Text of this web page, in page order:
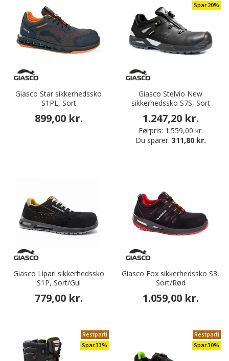
Giasco Star sikkerhedssko
S1PL, Sort
899,00 kr.
Spar 20%
Giasco Stelvio New
sikkerhedssko S7S, Sort
1.247,20 kr.
Førpris: 1.559,00 kr.
Du sparer: 311,80 kr.
Giasco Lipari sikkerhedssko
S1P, Sort/Gul
779,00 kr.
Giasco Fox sikkerhedssko S3,
Sort/Rød
1.059,00 kr.
Restparti
Spar 33%
Restparti
Spar 30%